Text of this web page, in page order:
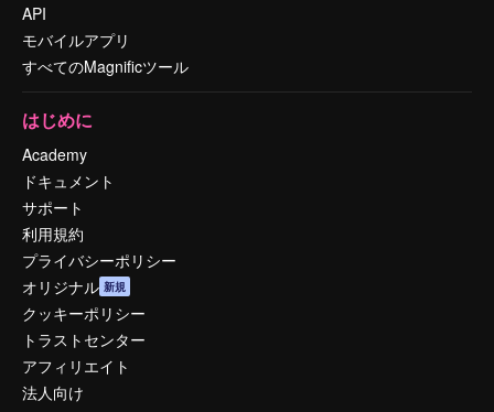
API
モバイルアプリ
すべてのMagnificツール
はじめに
Academy
ドキュメント
サポート
利用規約
プライバシーポリシー
オリジナル 新規
クッキーポリシー
トラストセンター
アフィリエイト
法人向け